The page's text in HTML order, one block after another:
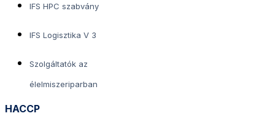
IFS HPC szabvány
IFS Logisztika V 3
Szolgáltatók az
élelmiszeriparban
HACCP